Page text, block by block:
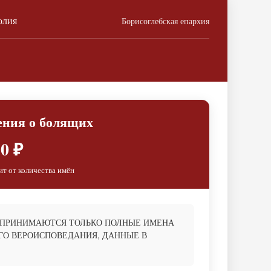
Борисоглебская епархия
о болящих
₽
от количества имён
ТОЛЬКО ПОЛНЫЕ ИМЕНА
ВЕРОИСПОВЕДАНИЯ, ДАННЫЕ В